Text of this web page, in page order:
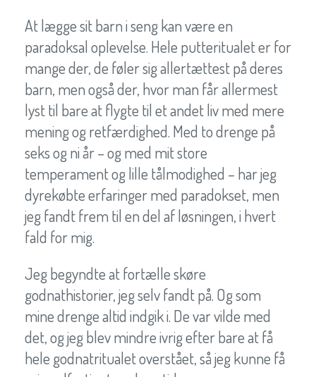
At lægge sit barn i seng kan være en
paradoksal oplevelse. Hele putteritualet er for
mange der, de føler sig allertættest på deres
barn, men også der, hvor man får allermest
lyst til bare at flygte til et andet liv med mere
mening og retfærdighed. Med to drenge på
seks og ni år – og med mit store
temperament og lille tålmodighed – har jeg
dyrekøbte erfaringer med paradokset, men
jeg fandt frem til en del af løsningen, i hvert
fald for mig.
Jeg begyndte at fortælle skøre
godnathistorier, jeg selv fandt på. Og som
mine drenge altid indgik i. De var vilde med
det, og jeg blev mindre ivrig efter bare at få
hele godnatritualet overstået, så jeg kunne få